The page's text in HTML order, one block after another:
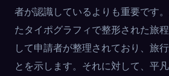
者が認識しているよりも重要です
たタイポグラフィで整形された旅
して申請者が整理されており、旅
とを示します。それに対して、平